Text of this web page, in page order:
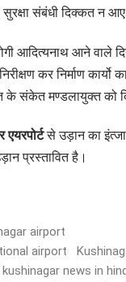
संबंधी दिक्कत न
आदित्यनाथ आने वाले
कर निर्माण
के संकेत मण्डलायुक्त को
से उड़ान का
प्रस्तावित है।
airport
airport
kushinagar news in